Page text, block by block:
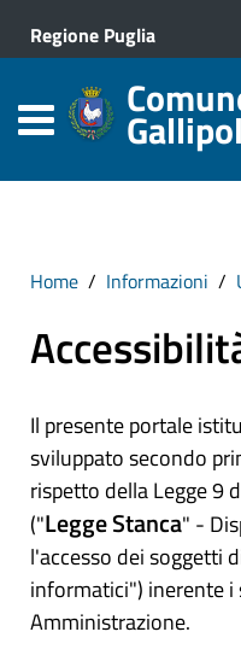
Regione Puglia
Home Informazioni
Il presente portale
sviluppato secondo
rispetto della Legge 9
("Legge Stanca" -
l'accesso dei soggetti
informatici") inerente i
Amministrazione.